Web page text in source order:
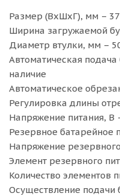
Размер (ВхШхГ), мм –
Ширина загружаемой
Диаметр втулки, мм –
Автоматическая
наличие
Автоматическое
Регулировка длины
Напряжение питания, В
Резервное батарейное
Напряжение
Элемент резервного
Количество элементов
Осуществление подачи